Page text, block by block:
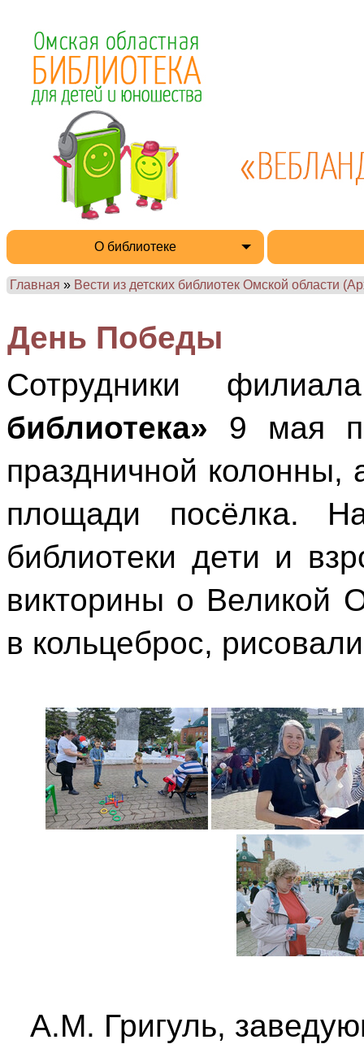
О библиотеке
Главная » Вести из детских библиотек Омской области
День Победы
Сотрудники
библиотека» 9 мая
праздничной колонны,
площади посёлка.
библиотеки дети и
викторины о Великой
в кольцеброс,
А.М. Григуль,